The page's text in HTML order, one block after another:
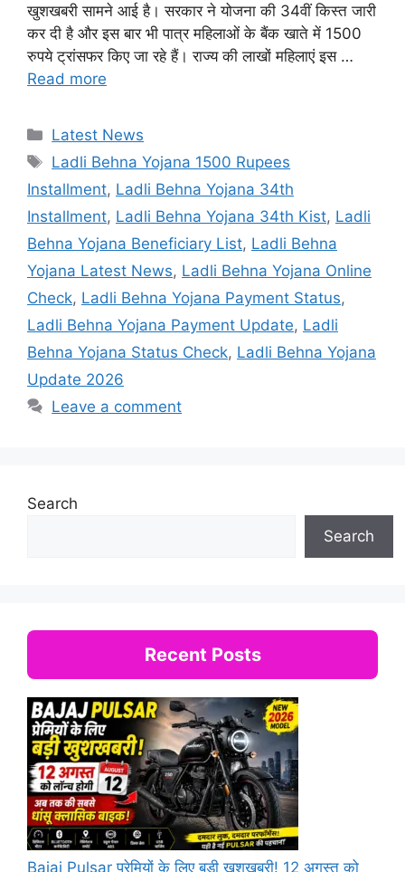
खुशखबरी सामने आई है। सरकार ने योजना की 34वीं किस्त जारी
कर दी है और इस बार भी पात्र महिलाओं के बैंक खाते में 1500
रुपये ट्रांसफर किए जा रहे हैं। राज्य की लाखों महिलाएं इस …
Read more
Categories
Latest News
Tags
Ladli Behna Yojana 1500 Rupees
Installment, Ladli Behna Yojana 34th
Installment, Ladli Behna Yojana 34th Kist, Ladli
Behna Yojana Beneficiary List, Ladli Behna
Yojana Latest News, Ladli Behna Yojana Online
Check, Ladli Behna Yojana Payment Status,
Ladli Behna Yojana Payment Update, Ladli
Behna Yojana Status Check, Ladli Behna Yojana
Update 2026
Leave a comment
Search
Search
Recent Posts
Bajaj Pulsar प्रेमियों के लिए बड़ी खुशखबरी! 12 अगस्त को